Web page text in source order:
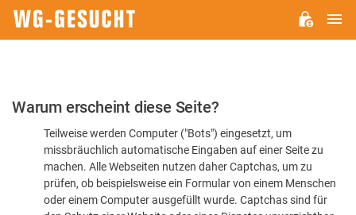
Bitte
dass
Warum erscheint diese Seite?
Teilweise werden Computer ("Bots") eingesetzt, um
missbräuchlich automatische Eingaben auf einer Seite zu
machen. Alle Webseiten nutzen daher Captchas, um zu
prüfen, ob beispielsweise ein Formular von einem Menschen
oder einem Computer ausgefüllt wurde. Captchas sind für